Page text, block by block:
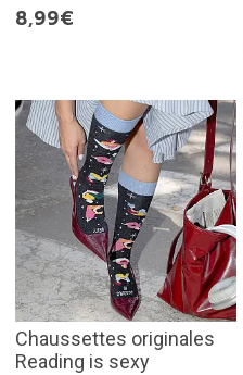
8,99€
Chaussettes originales
Reading is sexy